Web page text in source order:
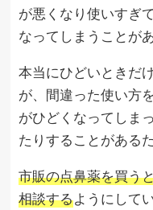
が悪くなり使いすぎ
なってしまうことが
本当にひどいときだ
が、間違った使い方
がひどくなってしま
たりすることがある
市販の点鼻薬を買う
相談するようにして